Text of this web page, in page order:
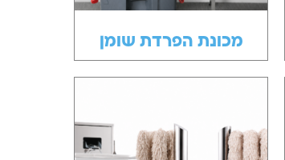
מכונת הפרדת שומן